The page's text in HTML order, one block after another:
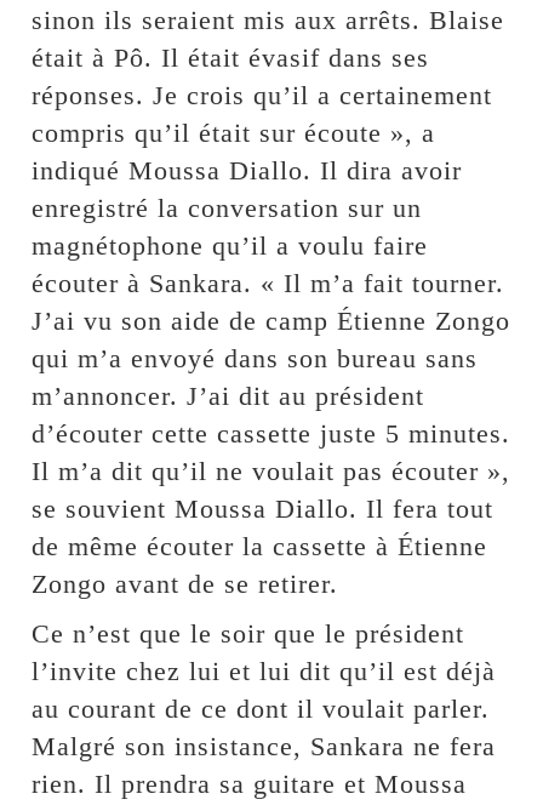
sinon ils seraient mis aux arrêts. Blaise
était à Pô. Il était évasif dans ses
réponses. Je crois qu’il a certainement
compris qu’il était sur écoute », a
indiqué Moussa Diallo. Il dira avoir
enregistré la conversation sur un
magnétophone qu’il a voulu faire
écouter à Sankara. « Il m’a fait tourner.
J’ai vu son aide de camp Étienne Zongo
qui m’a envoyé dans son bureau sans
m’annoncer. J’ai dit au président
d’écouter cette cassette juste 5 minutes.
Il m’a dit qu’il ne voulait pas écouter »,
se souvient Moussa Diallo. Il fera tout
de même écouter la cassette à Étienne
Zongo avant de se retirer.
Ce n’est que le soir que le président
l’invite chez lui et lui dit qu’il est déjà
au courant de ce dont il voulait parler.
Malgré son insistance, Sankara ne fera
rien. Il prendra sa guitare et Moussa